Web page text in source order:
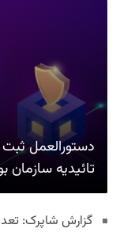
دستورالعمل ثبت
تائیدیه